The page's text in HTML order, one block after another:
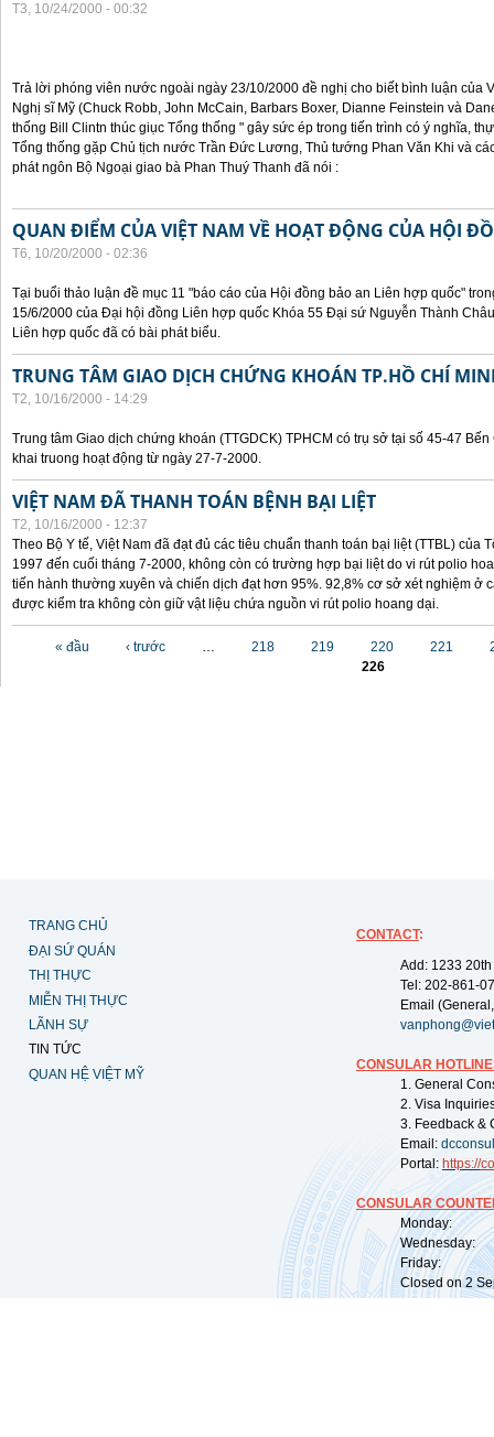
T3, 10/24/2000 - 00:32
Trả lời phóng viên nước ngoài ngày 23/10/2000 đề nghị cho biết bình luận của
Nghị sĩ Mỹ (Chuck Robb, John McCain, Barbars Boxer, Dianne Feinstein và
thống Bill Clintn thúc giục Tổng thống " gây sức ép trong tiến trình có ý nghĩa,
Tổng thống gặp Chủ tịch nước Trần Đức Lương, Thủ tướng Phan Văn Khi và
phát ngôn Bộ Ngoại giao bà Phan Thuý Thanh đã nói :
QUAN ĐIỂM CỦA VIỆT NAM VỀ HOẠT ĐỘNG CỦA HỘI
T6, 10/20/2000 - 02:36
Tại buổi thảo luận đề mục 11 "báo cáo của Hội đồng bảo an Liên hợp quốc"
15/6/2000 của Đại hội đồng Liên hợp quốc Khóa 55 Đại sứ Nguyễn Thành
Liên hợp quốc đã có bài phát biểu.
TRUNG TÂM GIAO DỊCH CHỨNG KHOÁN TP.HỒ CHÍ
T2, 10/16/2000 - 14:29
Trung tâm Giao dịch chứng khoán (TTGDCK) TPHCM có trụ sở tại số 45-47
khai truong hoạt động từ ngày 27-7-2000.
VIỆT NAM ĐÃ THANH TOÁN BỆNH BẠI LIỆT
T2, 10/16/2000 - 12:37
Theo Bộ Y tế, Việt Nam đã đạt đủ các tiêu chuẩn thanh toán bại liệt (TTBL) của
1997 đến cuối tháng 7-2000, không còn có trường hợp bại liệt do vi rút polio
tiến hành thường xuyên và chiến dịch đạt hơn 95%. 92,8% cơ sở xét nghiệm ở
được kiểm tra không còn giữ vật liệu chứa nguồn vi rút polio hoang dại.
« đầu ‹ trước … 218 219 220 221
226
TRANG CHỦ
ĐẠI SỨ QUÁN
THỊ THỰC
MIỄN THỊ THỰC
LÃNH SỰ
TIN TỨC
QUAN HỆ VIỆT MỸ
CONTACT:
Add: 1233
Tel: 202-861-
Email
CONSULAR
1. General
2. Visa
3. Feedback &
Email:
Portal: https://
CONSULAR
Monday:
Wednesday:
Friday:
Closed on 2